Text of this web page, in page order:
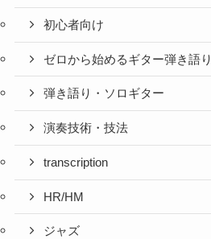
初心者向け
ゼロから始めるギター弾き語り
弾き語り・ソロギター
演奏技術・技法
transcription
HR/HM
ジャズ